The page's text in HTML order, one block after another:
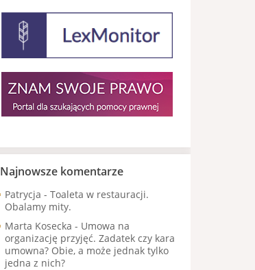
Najnowsze komentarze
Patrycja - Toaleta w restauracji.
Obalamy mity.
Marta Kosecka - Umowa na
organizację przyjęć. Zadatek czy kara
umowna? Obie, a może jednak tylko
jedna z nich?